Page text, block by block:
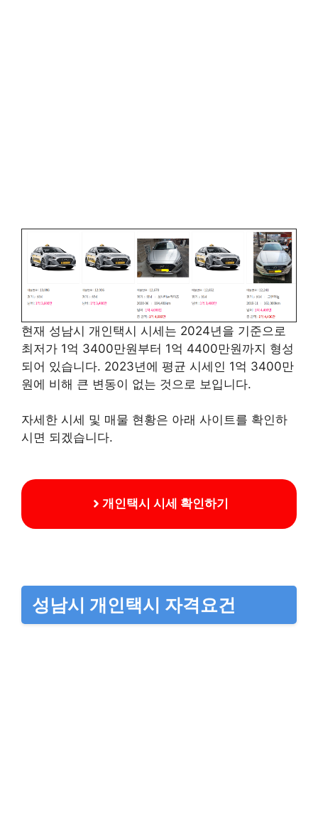
현재 성남시 개인택시 시세는 2024년을 기준으로
최저가 1억 3400만원부터 1억 4400만원까지 형성
되어 있습니다. 2023년에 평균 시세인 1억 3400만
원에 비해 큰 변동이 없는 것으로 보입니다.
자세한 시세 및 매물 현황은 아래 사이트를 확인하
시면 되겠습니다.
개인택시 시세 확인하기
성남시 개인택시 자격요건